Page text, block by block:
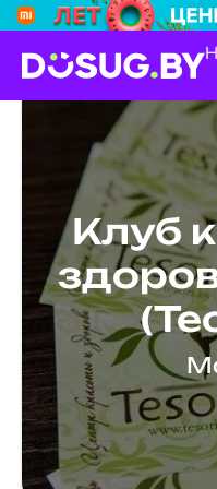
Клуб